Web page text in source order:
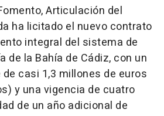
Articulación del
ha licitado el nuevo contrato
integral del sistema de
de la Bahía de Cádiz, con un
casi 1,3 millones de euros
y una vigencia de cuatro
de un año adicional de